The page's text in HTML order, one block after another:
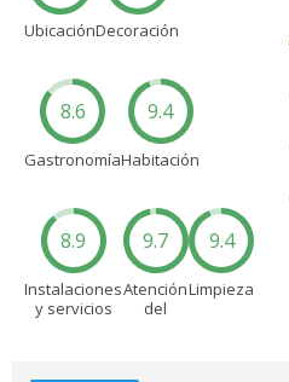
UbicaciónDecoración
8.6
Gastronomía
9.4
Habitación
8.9
Instalaciones
y servicios
9.7
Atención
del
9.4
Limpieza